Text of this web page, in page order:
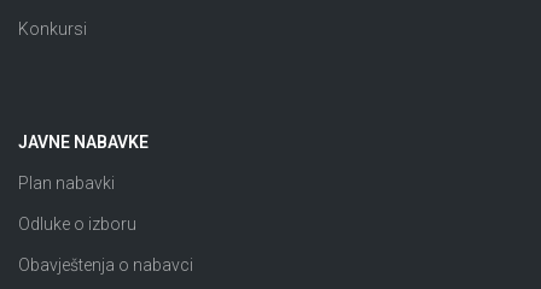
Konkursi
JAVNE NABAVKE
Plan nabavki
Odluke o izboru
Obavještenja o nabavci